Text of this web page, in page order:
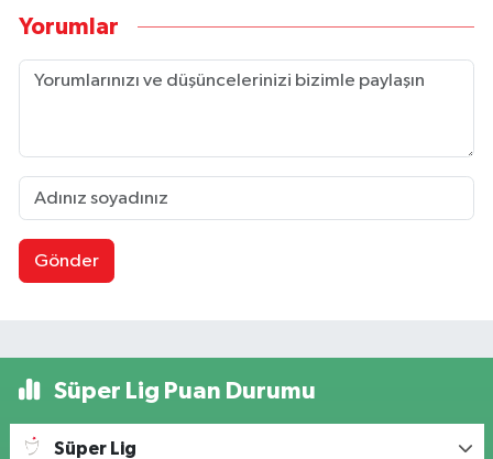
Yorumlar
Gönder
Süper Lig Puan Durumu
Süper Lig